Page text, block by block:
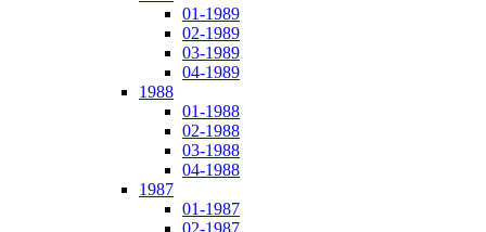
01-1989
02-1989
03-1989
04-1989
1988
01-1988
02-1988
03-1988
04-1988
1987
01-1987
02-1987